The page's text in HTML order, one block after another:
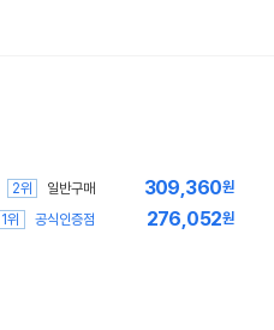
309,360원
2위
일반구매
276,052원
1위 공식인증점